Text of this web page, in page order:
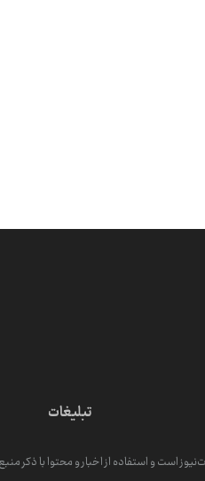
تبلیغات
است و استفاده از اخبار و محتوا با ذکر منبع